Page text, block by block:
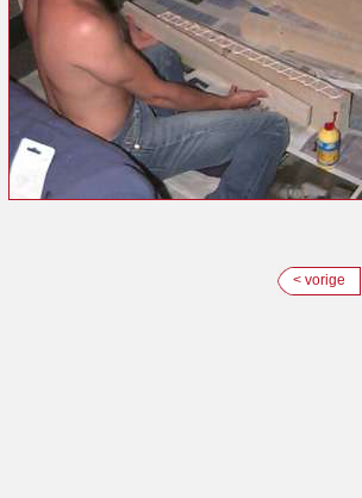
< vorige